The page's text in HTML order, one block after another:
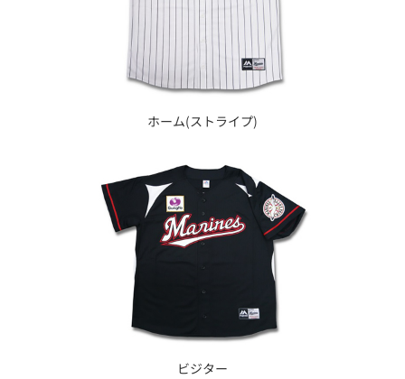
ホーム(ストライプ)
ビジター